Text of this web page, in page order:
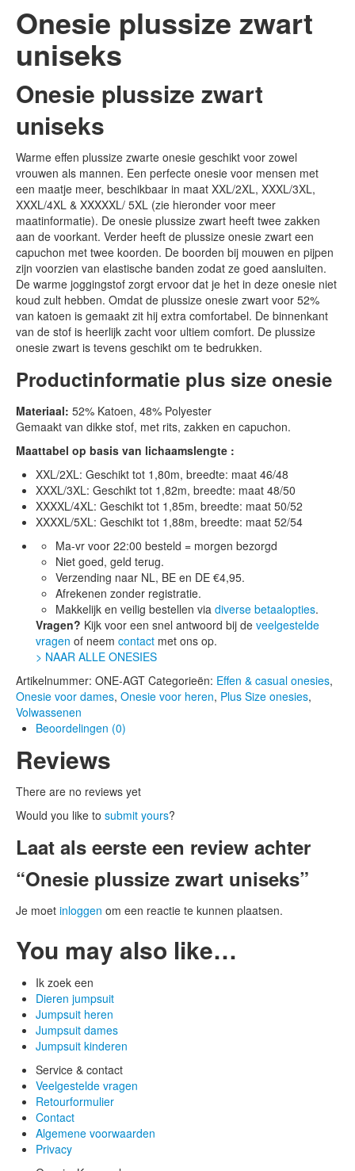
Onesie plussize zwart
uniseks
Onesie plussize zwart
uniseks
Warme effen plussize zwarte onesie geschikt voor zowel
vrouwen als mannen. Een perfecte onesie voor mensen met
een maatje meer, beschikbaar in maat XXL/2XL, XXXL/3XL,
XXXL/4XL & XXXXXL/ 5XL (zie hieronder voor meer
maatinformatie). De onesie plussize zwart heeft twee zakken
aan de voorkant. Verder heeft de plussize onesie zwart een
capuchon met twee koorden. De boorden bij mouwen en pijpen
zijn voorzien van elastische banden zodat ze goed aansluiten.
De warme joggingstof zorgt ervoor dat je het in deze onesie niet
koud zult hebben. Omdat de plussize onesie zwart voor 52%
van katoen is gemaakt zit hij extra comfortabel. De binnenkant
van de stof is heerlijk zacht voor ultiem comfort. De plussize
onesie zwart is tevens geschikt om te bedrukken.
Productinformatie plus size onesie
Materiaal: 52% Katoen, 48% Polyester
Gemaakt van dikke stof, met rits, zakken en capuchon.
Maattabel op basis van lichaamslengte :
XXL/2XL: Geschikt tot 1,80m, breedte: maat 46/48
XXXL/3XL: Geschikt tot 1,82m, breedte: maat 48/50
XXXXL/4XL: Geschikt tot 1,85m, breedte: maat 50/52
XXXXL/5XL: Geschikt tot 1,88m, breedte: maat 52/54
Ma-vr voor 22:00 besteld = morgen bezorgd
Niet goed, geld terug.
Verzending naar NL, BE en DE €4,95.
Afrekenen zonder registratie.
Makkelijk en veilig bestellen via diverse betaalopties.
Vragen? Kijk voor een snel antwoord bij de veelgestelde
vragen of neem contact met ons op.
> NAAR ALLE ONESIES
Artikelnummer: ONE-AGT Categorieën: Effen & casual onesies,
Onesie voor dames, Onesie voor heren, Plus Size onesies,
Volwassenen
Beoordelingen (0)
Reviews
There are no reviews yet
Would you like to submit yours?
Laat als eerste een review achter
“Onesie plussize zwart uniseks”
Je moet inloggen om een reactie te kunnen plaatsen.
You may also like…
Ik zoek een
Dieren jumpsuit
Jumpsuit heren
Jumpsuit dames
Jumpsuit kinderen
Service & contact
Veelgestelde vragen
Retourformulier
Contact
Algemene voorwaarden
Privacy